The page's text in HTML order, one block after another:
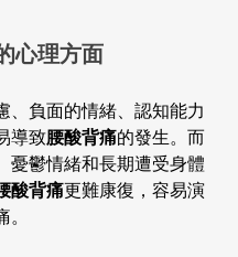
心理方面
、負面的情緒、認知能力
導致腰酸背痛的發生。而
憂鬱情緒和長期遭受身體
酸背痛更難康復，容易演